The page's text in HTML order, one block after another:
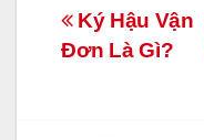
Điều
Ký Hậu Vận
Đơn Là Gì?